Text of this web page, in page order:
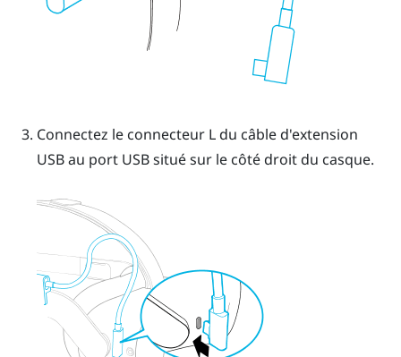
Connectez le connecteur L du câble d'extension
USB au port USB situé sur le côté droit du casque.